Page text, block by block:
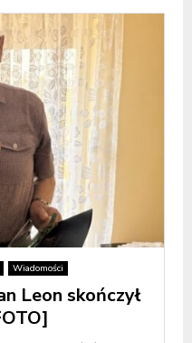
Wiadomości
Leon skończył